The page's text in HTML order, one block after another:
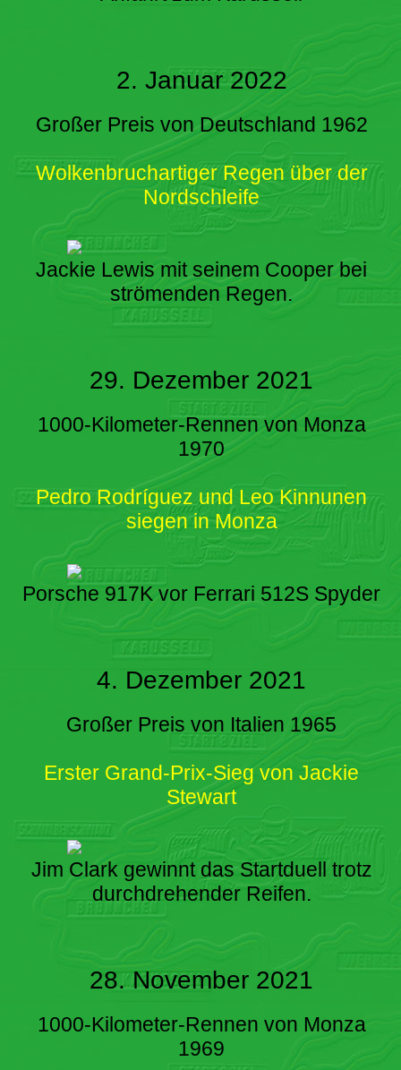
2. Januar 2022
Großer Preis von Deutschland 1962
Wolkenbruchartiger Regen über der
Nordschleife
Jackie Lewis mit seinem Cooper bei
strömenden Regen.
29. Dezember 2021
1000-Kilometer-Rennen von Monza
1970
Pedro Rodríguez und Leo Kinnunen
siegen in Monza
Porsche 917K vor Ferrari 512S Spyder
4. Dezember 2021
Großer Preis von Italien 1965
Erster Grand-Prix-Sieg von Jackie
Stewart
Jim Clark gewinnt das Startduell trotz
durchdrehender Reifen.
28. November 2021
1000-Kilometer-Rennen von Monza
1969